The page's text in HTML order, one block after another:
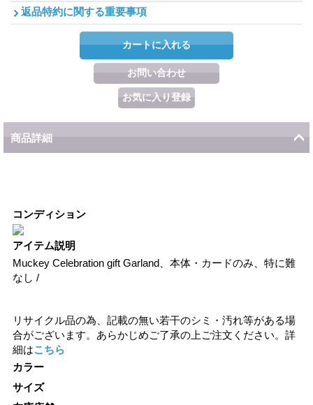
返品特約に関する重要事項
商品詳細
コンディション
アイテム説明
Muckey Celebration gift Garland、本体・カードのみ、特に難
なし /
リサイクル品の為、記載の無い若干のシミ・汚れ等がある場
合がございます。あらかじめご了承の上ご注文ください。詳
細はこちら
カラー
サイズ